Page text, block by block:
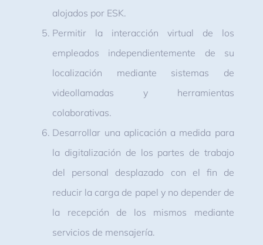
alojados por ESK.
Permitir la interacción virtual de los
empleados independientemente de su
localización mediante sistemas de
videollamadas y herramientas
colaborativas.
Desarrollar una aplicación a medida para
la digitalización de los partes de trabajo
del personal desplazado con el fin de
reducir la carga de papel y no depender de
la recepción de los mismos mediante
servicios de mensajería.